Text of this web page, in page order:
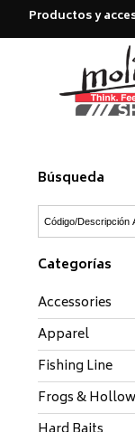
Productos y
Búsqueda
Categorías
Accessories
Apparel
Fishing Line
Frogs &